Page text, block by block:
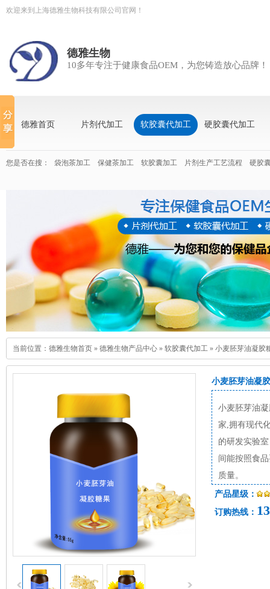
欢迎来到上海德雅生物科技有限公司官网！
德雅生物
10多年专注于健康食品OEM，为您铸造放心品牌！
德雅首页 片剂代加工 软胶囊代加工 硬胶囊代加工
您是否在搜： 袋泡茶加工 保健茶加工 软胶囊加工 片剂生产工艺流程 硬胶
当前位置： 德雅生物首页 » 德雅生物产品中心 » 软胶囊代加工 » 小麦胚芽油凝胶
小麦胚芽油凝
小麦胚芽油
家,拥有现代
的研发实验
间能按照食
质量。
产品星级：
订购热线：